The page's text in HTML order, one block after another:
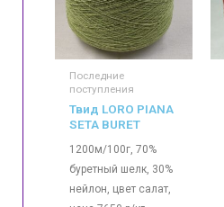
Последние
поступления
Твид LORO PIANA
SETA BURET
1200м/100г, 70%
буретный шелк, 30%
нейлон, цвет салат,